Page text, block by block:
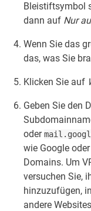
Bleistiftsymbol
dann auf Nur
Wenn Sie das
das, was Sie
Klicken Sie auf
Geben Sie den
oder
wie Google
Domains. Um
versuchen Sie,
hinzuzufügen,
andere